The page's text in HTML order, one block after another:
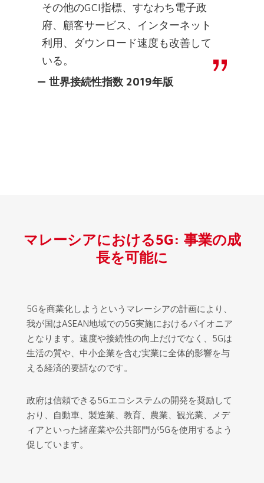
その他のGCI指標、すなわち電子政
府、顧客サービス、インターネット
利用、ダウンロード速度も改善して
いる。
— 世界接続性指数 2019年版
マレーシアにおける5G: 事業の成
長を可能に
5Gを商業化しようというマレーシアの計画により、
我が国はASEAN地域での5G実施におけるパイオニア
となります。速度や接続性の向上だけでなく、5Gは
生活の質や、中小企業を含む実業に全体的影響を与
える経済的要請なのです。
政府は信頼できる5Gエコシステムの開発を奨励して
おり、自動車、製造業、教育、農業、観光業、メデ
ィアといった諸産業や公共部門が5Gを使用するよう
促しています。